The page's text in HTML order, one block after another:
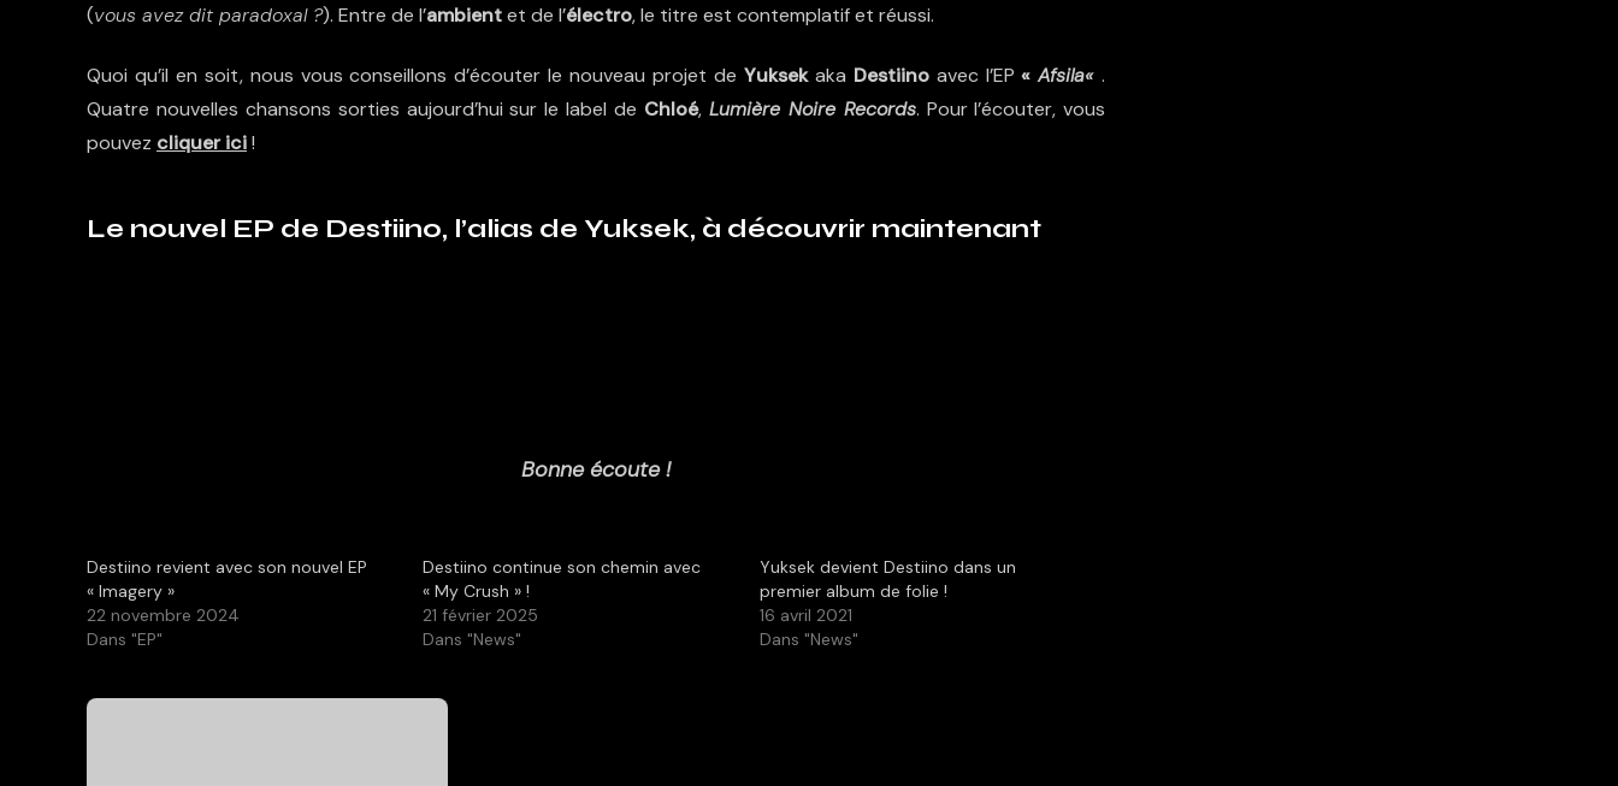
(vous avez dit paradoxal ?). Entre de l’ambientet de l’électro, le titre est contemplatif et réussi.
Quoi qu’il en soit, nous vous conseillons d’écouter le nouveau projet de Yuksekaka Destiinoavec l’EP«Afsila«.
Quatre nouvelles chansons sorties aujourd’hui sur le label de Chloé, Lumière Noire Records. Pour l’écouter, vous
pouvez cliquer ici!
Le nouvel EP de Destiino, l’alias de Yuksek, à découvrir maintenant
Bonne écoute !
Destiino revient avec son nouvel EP
« Imagery »
22 novembre 2024
Dans "EP"
Destiino continue son chemin avec
« My Crush » !
21 février 2025
Dans "News"
Yuksek devient Destiino dans un
premier album de folie !
16 avril 2021
Dans "News"